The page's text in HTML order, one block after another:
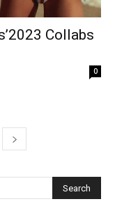
Collabs
0